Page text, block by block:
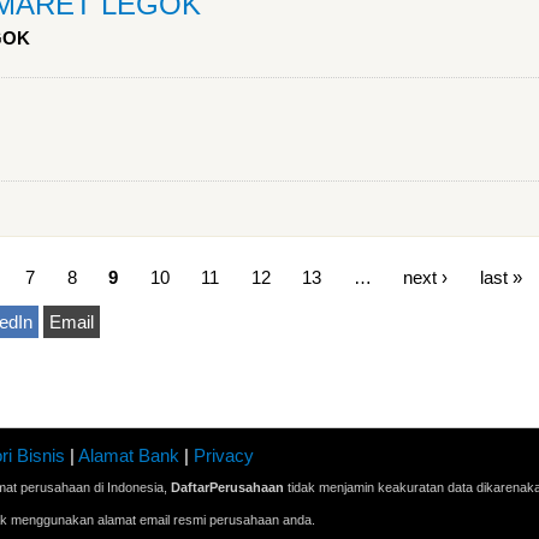
7 8 9 10 11 12 13 next › last »
Email
Bisnis | Alamat Bank | Privacy
perusahaan di Indonesia, DaftarPerusahaan tidak menjamin keakuratan data
alamat email resmi perusahaan anda.